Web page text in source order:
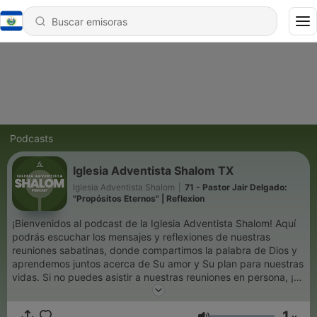
Podcasts
Iglesia Adventista Shalom TX
Iglesia Adventista Shalom
71 - Pastor Jair Delgado:
"Propósitos Eternos" | Reflexion
¡Bienvenidos al podcast de la Iglesia Adventista Shalom! Aquí
podrás escuchar los mensajes y reflexiones de nuestras
reuniones sabatinas, donde compartimos la palabra de Dios y
aprendemos juntos acerca de Su amor y Su plan para nuestras
vidas. Si no puedes asistir a nuestras reuniones en persona, ¡no
te preocupes! Ahora puedes unirte a nuestra comunidad en